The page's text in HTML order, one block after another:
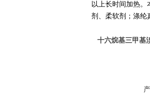
以上长时间加热。
剂、柔软剂；涤纶
十六烷基三甲基